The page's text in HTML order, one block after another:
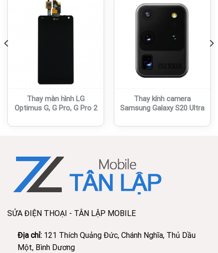
Thay màn hình LG
Optimus G, G Pro, G Pro 2
Thay kính camera
Samsung Galaxy S20 Ultra
SỬA ĐIỆN THOẠI - TÂN LẬP MOBILE
Địa chỉ: 121 Thích Quảng Đức, Chánh Nghĩa, Thủ Dầu
Một, Bình Dương